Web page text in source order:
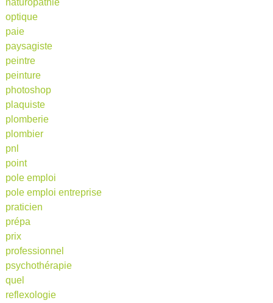
optique
paie
paysagiste
peintre
peinture
photoshop
plaquiste
plomberie
plombier
pnl
point
pole emploi
pole emploi entreprise
praticien
prépa
prix
professionnel
psychothérapie
quel
reflexologie